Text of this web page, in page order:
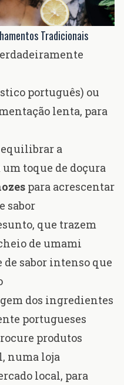
Tradicionais
português) ou
lenta, para
equilibrar a
toque de doçura
para acrescentar
sabor
que trazem
de umami
de sabor intenso que
dos ingredientes
portugueses
produtos
numa loja
local, para